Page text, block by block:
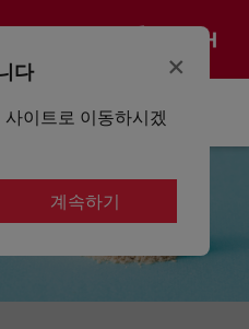
로그인 | 가입하기
×
다
사이트로 이동하시겠
계속하기